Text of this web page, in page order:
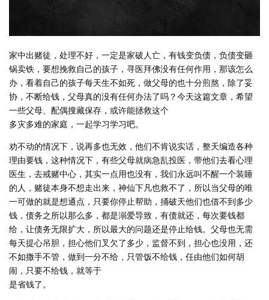
家中出赌徒，处理不好，一定是家破人亡，有钱变负债，负债变砸
锅卖铁，要想挽救自己的孩子，寻医拜佛没有任何作用，那该怎么
办，看着自己的孩子每天生不如死，做父母的也十分煎熬，除了妥
协，不断给钱，父母真的没有任何办法了吗？今天这篇文章，希望
一些父母、配偶搜藏保存，或许能拯救这个
多灾多难的家庭，一起学习学习吧。
劝不动的情况下，说再多也无效，他们不肯说实话，整天编造各种
理由要钱，这种情况下，有些父母就病急乱投医，带他们去看心理
医生，去戒赌中心，其实一点用也没有，我们永远叫不醒一个装睡
的人，赌徒本身不想走出来，神仙下凡也救不了，所以当父母的唯
一可做的就是想通点，只要你停止帮助，捅破天他们也借不到多少
钱，债务之所以那么多，都是溺爱导致，有债就还，每次要钱都
给，让债务无限扩大，所以最大的问题还是停止给钱。父母也无需
每天提心吊胆，担心他们叉欠了多少，监督不到，担心也没用，还
不如撒手不管，做到一分不给，只管饭不给钱，任由他们如何胡
闹，只要不给钱，就等于
是省钱了。